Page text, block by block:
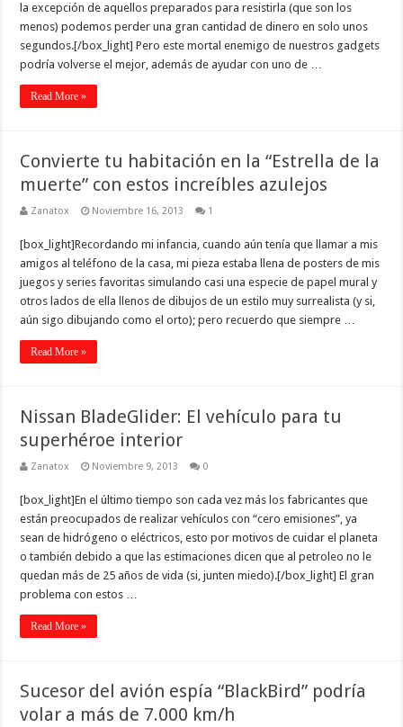
la excepción de aquellos preparados para resistirla (que son los
menos) podemos perder una gran cantidad de dinero en solo unos
segundos.[/box_light] Pero este mortal enemigo de nuestros gadgets
podría volverse el mejor, además de ayudar con uno de …
Read More »
Convierte tu habitación en la “Estrella de la
muerte” con estos increíbles azulejos
Zanatox Noviembre 16, 2013 1
[box_light]Recordando mi infancia, cuando aún tenía que llamar a mis
amigos al teléfono de la casa, mi pieza estaba llena de posters de mis
juegos y series favoritas simulando casi una especie de papel mural y
otros lados de ella llenos de dibujos de un estilo muy surrealista (y si,
aún sigo dibujando como el orto); pero recuerdo que siempre …
Read More »
Nissan BladeGlider: El vehículo para tu
superhéroe interior
Zanatox Noviembre 9, 2013 0
[box_light]En el último tiempo son cada vez más los fabricantes que
están preocupados de realizar vehículos con “cero emisiones”, ya
sean de hidrógeno o eléctricos, esto por motivos de cuidar el planeta
o también debido a que las estimaciones dicen que al petroleo no le
quedan más de 25 años de vida (si, junten miedo).[/box_light] El gran
problema con estos …
Read More »
Sucesor del avión espía “BlackBird” podría
volar a más de 7.000 km/h